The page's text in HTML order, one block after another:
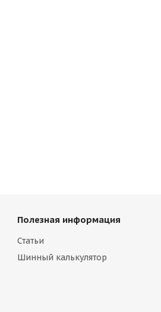
Полезная информация
Статьи
Шинный калькулятор